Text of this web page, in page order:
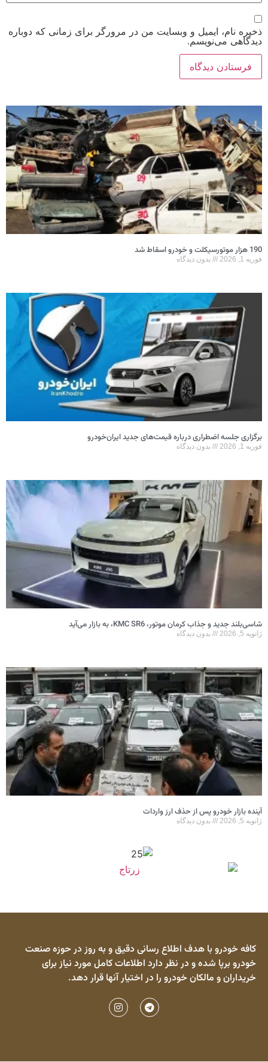
ذخیره نام، ایمیل و وبسایت من در مرورگر برای زمانی که دوباره
دیدگاهی می‌نویسم.
190 هزار موتورسیکلت و خودرو اسقاط شد
فوریه 1, 2026 بدون دیدگاه
برگزاری جلسه اضطراری درباره قیمت‌های جدید ایران‌خودرو
فوریه 1, 2026 بدون دیدگاه
شاسی‌بلند جدید و جذاب کرمان موتور، KMC SR6، به بازار می‌آید
ژانویه 5, 2026 بدون دیدگاه
آینده بازار خودرو پس از حذف ارز واردات
ژانویه 5, 2026 بدون دیدگاه
کافه خودرو با هدف اطلاع رسانی دقیق و به روز در حوزه صنعت
خودرو برپا شده و در نظر دارد اطلاعات کامل مورد نیاز برای
خریداران و مالکان خودرو را در اختیار آنها قرار دهد.